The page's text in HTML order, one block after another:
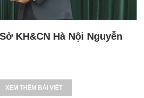
KH&CN Hà Nội Nguyễn
XEM THÊM BÀI VIẾT